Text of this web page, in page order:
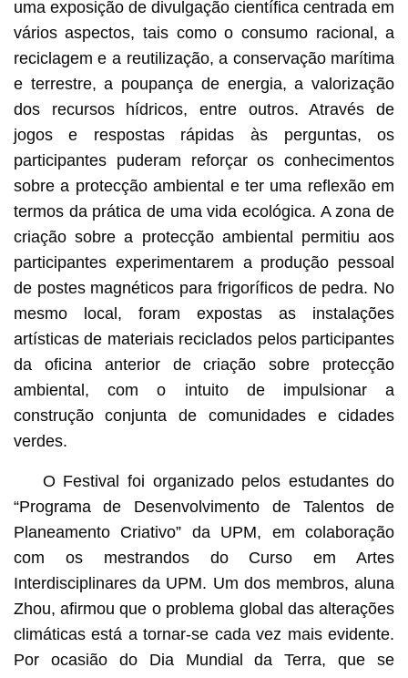
uma exposição de divulgação científica centrada em
vários aspectos, tais como o consumo racional, a
reciclagem e a reutilização, a conservação marítima
e terrestre, a poupança de energia, a valorização
dos recursos hídricos, entre outros. Através de
jogos e respostas rápidas às perguntas, os
participantes puderam reforçar os conhecimentos
sobre a protecção ambiental e ter uma reflexão em
termos da prática de uma vida ecológica. A zona de
criação sobre a protecção ambiental permitiu aos
participantes experimentarem a produção pessoal
de postes magnéticos para frigoríficos de pedra. No
mesmo local, foram expostas as instalações
artísticas de materiais reciclados pelos participantes
da oficina anterior de criação sobre protecção
ambiental, com o intuito de impulsionar a
construção conjunta de comunidades e cidades
verdes.
O Festival foi organizado pelos estudantes do
“Programa de Desenvolvimento de Talentos de
Planeamento Criativo” da UPM, em colaboração
com os mestrandos do Curso em Artes
Interdisciplinares da UPM. Um dos membros, aluna
Zhou, afirmou que o problema global das alterações
climáticas está a tornar-se cada vez mais evidente.
Por ocasião do Dia Mundial da Terra, que se